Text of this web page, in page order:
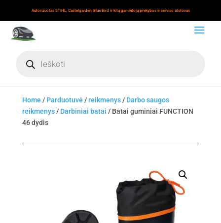
Autorizuotas STIHL, Castelgarden, Blue Bird ir kitų gamintojų prekybos ir serviso atstovas
search
Home / Parduotuvė /reikmenys/ Darbo saugos
reikmenys/ Darbiniai batai / Batai guminiai FUNCTION
46 dydis